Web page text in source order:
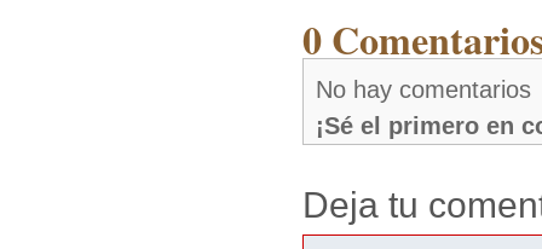
0
No hay comentarios
¡Sé el primero en
Deja tu